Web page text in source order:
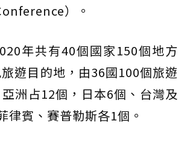
）。
年共有40個國家150個地方
遊目的地，由36國100個旅遊
洲占12個，日本6個、台灣及
律賓、賽普勒斯各1個。